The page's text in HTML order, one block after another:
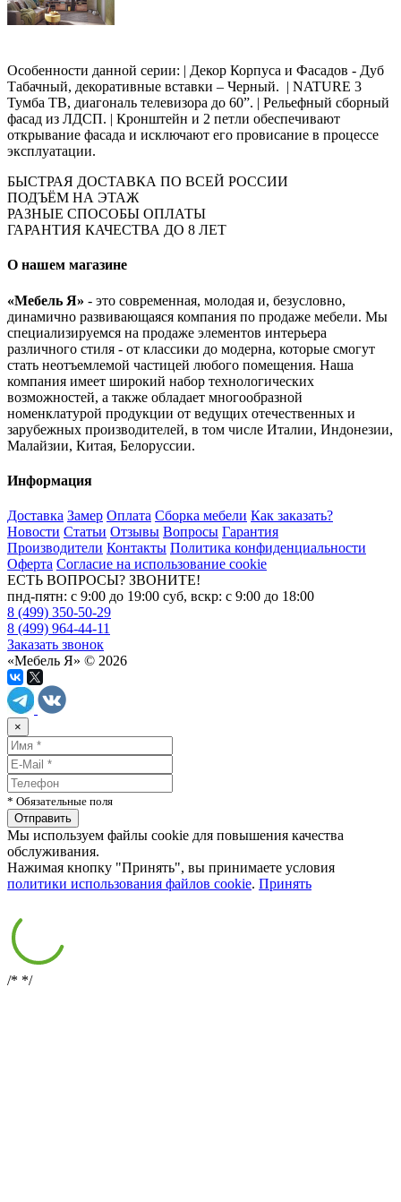
Особенности данной серии: | Декор Корпуса и Фасадов - Дуб
Табачный, декоративные вставки – Черный. | NATURE 3
Тумба ТВ, диагональ телевизора до 60”. | Рельефный сборный
фасад из ЛДСП. | Кронштейн и 2 петли обеспечивают
открывание фасада и исключают его провисание в процессе
эксплуатации.
БЫСТРАЯ ДОСТАВКА ПО ВСЕЙ РОССИИ
ПОДЪЁМ НА ЭТАЖ
РАЗНЫЕ СПОСОБЫ ОПЛАТЫ
ГАРАНТИЯ КАЧЕСТВА ДО 8 ЛЕТ
О нашем магазине
«Мебель Я» - это современная, молодая и, безусловно,
динамично развивающаяся компания по продаже мебели. Мы
специализируемся на продаже элементов интерьера
различного стиля - от классики до модерна, которые смогут
стать неотъемлемой частицей любого помещения. Наша
компания имеет широкий набор технологических
возможностей, а также обладает многообразной
номенклатурой продукции от ведущих отечественных и
зарубежных производителей, в том числе Италии, Индонезии,
Малайзии, Китая, Белоруссии.
Информация
Доставка Замер Оплата Сборка мебели Как заказать?
Новости Статьи Отзывы Вопросы Гарантия
Производители Контакты Политика конфиденциальности
Оферта Согласие на использование cookie
ЕСТЬ ВОПРОСЫ? ЗВОНИТЕ!
пнд-пятн: с 9:00 до 19:00 суб, вскр: с 9:00 до 18:00
8 (499) 350-50-29
8 (499) 964-44-11
Заказать звонок
«Мебель Я» © 2026
×
* Обязательные поля
Мы используем файлы cookie для повышения качества
обслуживания.
Нажимая кнопку "Принять", вы принимаете условия
политики использования файлов cookie. Принять
/* */